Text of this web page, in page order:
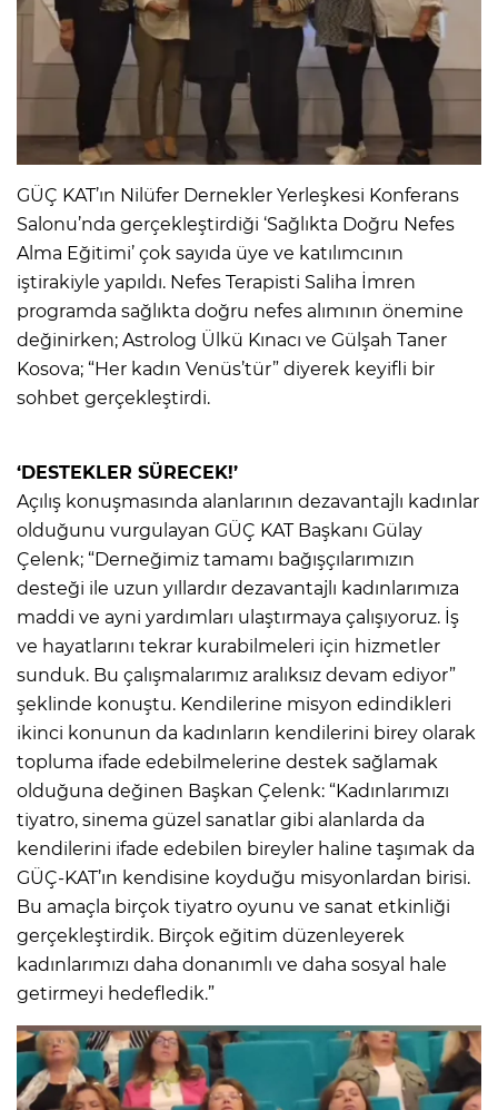
GÜÇ KAT’ın Nilüfer Dernekler Yerleşkesi Konferans
Salonu’nda gerçekleştirdiği ‘Sağlıkta Doğru Nefes
Alma Eğitimi’ çok sayıda üye ve katılımcının
iştirakiyle yapıldı. Nefes Terapisti Saliha İmren
programda sağlıkta doğru nefes alımının önemine
değinirken; Astrolog Ülkü Kınacı ve Gülşah Taner
Kosova; “Her kadın Venüs’tür” diyerek keyifli bir
sohbet gerçekleştirdi.
‘DESTEKLER SÜRECEK!’
Açılış konuşmasında alanlarının dezavantajlı kadınlar
olduğunu vurgulayan GÜÇ KAT Başkanı Gülay
Çelenk; “Derneğimiz tamamı bağışçılarımızın
desteği ile uzun yıllardır dezavantajlı kadınlarımıza
maddi ve ayni yardımları ulaştırmaya çalışıyoruz. İş
ve hayatlarını tekrar kurabilmeleri için hizmetler
sunduk. Bu çalışmalarımız aralıksız devam ediyor”
şeklinde konuştu. Kendilerine misyon edindikleri
ikinci konunun da kadınların kendilerini birey olarak
topluma ifade edebilmelerine destek sağlamak
olduğuna değinen Başkan Çelenk: “Kadınlarımızı
tiyatro, sinema güzel sanatlar gibi alanlarda da
kendilerini ifade edebilen bireyler haline taşımak da
GÜÇ-KAT’ın kendisine koyduğu misyonlardan birisi.
Bu amaçla birçok tiyatro oyunu ve sanat etkinliği
gerçekleştirdik. Birçok eğitim düzenleyerek
kadınlarımızı daha donanımlı ve daha sosyal hale
getirmeyi hedefledik.”